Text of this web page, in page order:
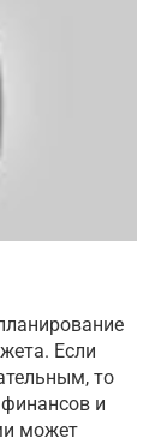
Если
то
и
может